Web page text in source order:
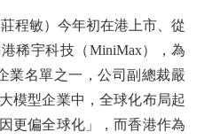
敏）今年初在港上市、從
稀宇科技（MiniMax），為
業名單之一，公司副總裁嚴
模型企業中，全球化布局起
更偏全球化」，而香港作為